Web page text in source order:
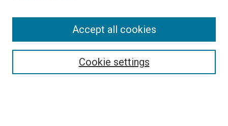
Cookie settings
Accept all cookies